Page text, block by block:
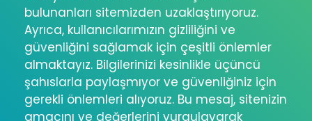
bulunanları sitemizden uzaklaştırıyoruz.
Ayrıca, kullanıcılarımızın gizliliğini ve
güvenliğini sağlamak için çeşitli önlemler
almaktayız. Bilgilerinizi kesinlikle üçüncü
şahıslarla paylaşmıyor ve güvenliğiniz için
gerekli önlemleri alıyoruz. Bu mesaj, sitenizin
amacını ve değerlerini vurgulayarak